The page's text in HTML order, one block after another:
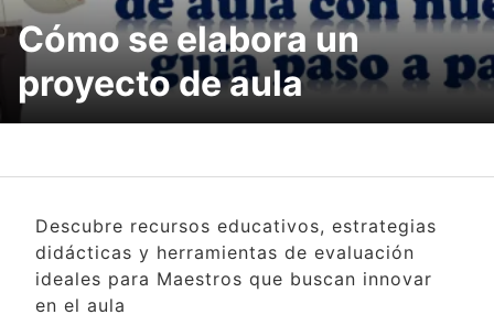
Cómo se elabora un
proyecto de aula
Descubre recursos educativos, estrategias
didácticas y herramientas de evaluación
ideales para Maestros que buscan innovar
en el aula